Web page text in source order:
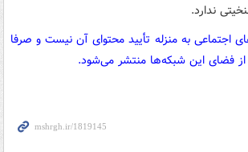
ندارد.
اجتماعی به منزله تأیید محتوای آن نیست و صرفا
فضای این شبکه‌ها منتشر می‌شود.